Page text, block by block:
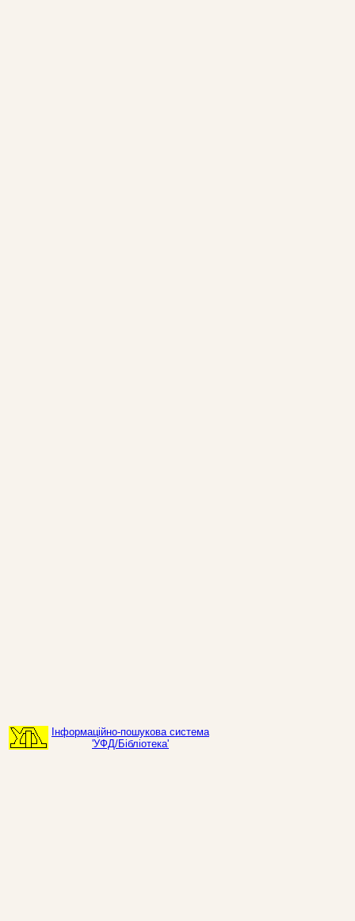
Інформаційно-пошукова система
'УФД/Бібліотека'